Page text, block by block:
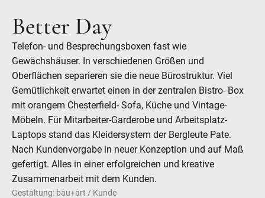
Better Day
Telefon- und Besprechungsboxen fast wie
Gewächshäuser. In verschiedenen Größen und
Oberflächen separieren sie die neue Bürostruktur. Viel
Gemütlichkeit erwartet einen in der zentralen Bistro- Box
mit orangem Chesterfield- Sofa, Küche und Vintage-
Möbeln. Für Mitarbeiter-Garderobe und Arbeitsplatz-
Laptops stand das Kleidersystem der Bergleute Pate.
Nach Kundenvorgabe in neuer Konzeption und auf Maß
gefertigt. Alles in einer erfolgreichen und kreative
Zusammenarbeit mit dem Kunden.
Gestaltung: bau+art / Kunde